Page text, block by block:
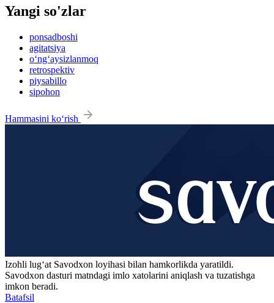
Yangi so'zlar
ponsadboshi
agitatsiya
o‘ng‘aysizlanmoq
retrospektiv
piysabillo
sipohon
Hammasini ko‘rish
Izohli lugʻat Savodxon loyihasi bilan hamkorlikda yaratildi.
Savodxon dasturi matndagi imlo xatolarini aniqlash va tuzatishga
imkon beradi.
Batafsil